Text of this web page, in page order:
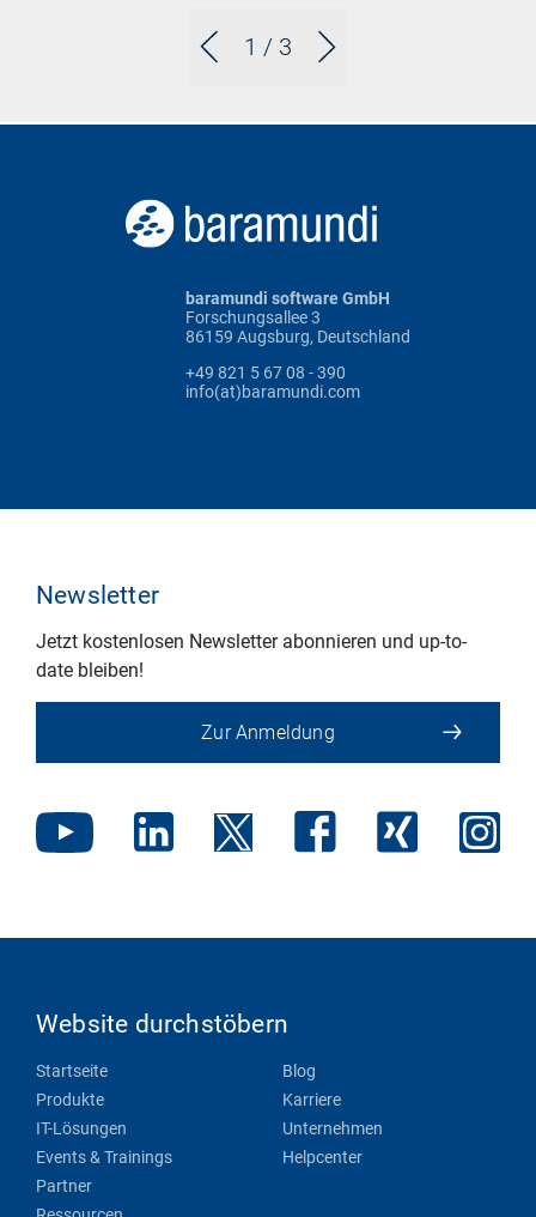
1 / 3
baramundi software GmbH
Forschungsallee 3
86159 Augsburg, Deutschland
+49 821 5 67 08 - 390
info(at)baramundi.com
Newsletter
Jetzt kostenlosen Newsletter abonnieren und up-to-
date bleiben!
Zur Anmeldung
Website durchstöbern
Startseite
Produkte
IT-Lösungen
Events & Trainings
Partner
Blog
Karriere
Unternehmen
Helpcenter